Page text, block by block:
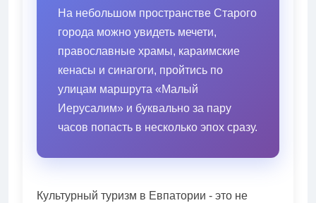
На небольшом пространстве Старого
города можно увидеть мечети,
православные храмы, караимские
кенасы и синагоги, пройтись по
улицам маршрута «Малый
Иерусалим» и буквально за пару
часов попасть в несколько эпох сразу.
Культурный туризм в Евпатории - это не